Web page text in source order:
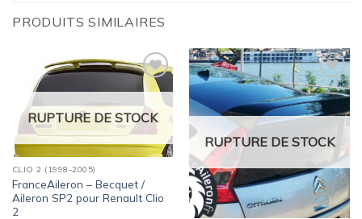
PRODUITS SIMILAIRES
Ajouter
wishlist
RUPTURE DE STOCK
CLIO 2 (1998-2005)
FranceAileron – Becquet /
Aileron SP2 pour Renault Clio
2
Ajouter
à la
wishlist
RUPTURE DE STOCK